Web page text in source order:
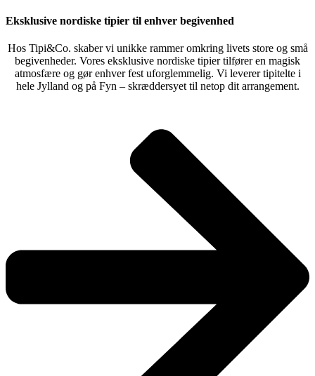
Eksklusive nordiske tipier til enhver begivenhed
Hos Tipi&Co. skaber vi unikke rammer omkring livets store og små
begivenheder. Vores eksklusive nordiske tipier tilfører en magisk
atmosfære og gør enhver fest uforglemmelig. Vi leverer tipitelte i
hele Jylland og på Fyn – skræddersyet til netop dit arrangement.